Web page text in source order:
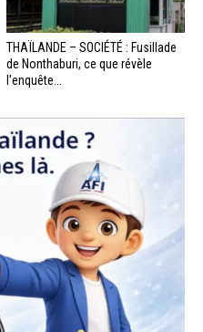
THAÏLANDE – SOCIÉTÉ : Fusillade
de Nonthaburi, ce que révèle
l’enquête...